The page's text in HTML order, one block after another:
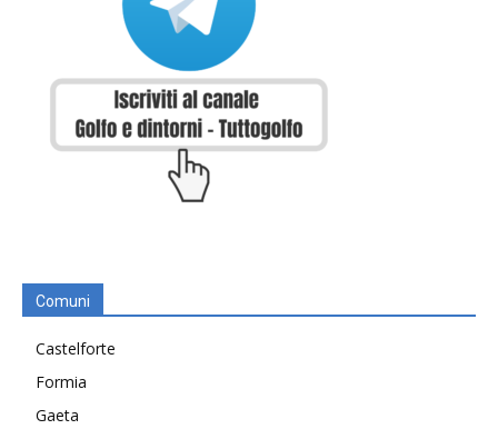
Comuni
Castelforte
Formia
Gaeta